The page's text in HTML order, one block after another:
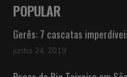
POPULAR
Gerês: 7 cascatas
junho 24, 2019